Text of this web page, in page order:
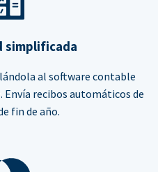
simplificada
al software contable
Envía recibos automáticos de
fin de año.